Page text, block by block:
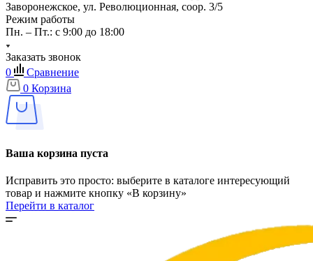
Заворонежское, ул. Революционная, соор. 3/5
Режим работы
Пн. – Пт.: с 9:00 до 18:00
Заказать звонок
0
Сравнение
0 Корзина
Ваша корзина пуста
Исправить это просто: выберите в каталоге интересующий
товар и нажмите кнопку «В корзину»
Перейти в каталог